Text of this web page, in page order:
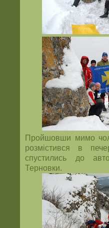
Пройшовши мимо
розмістився в
спустились до
Терновки.